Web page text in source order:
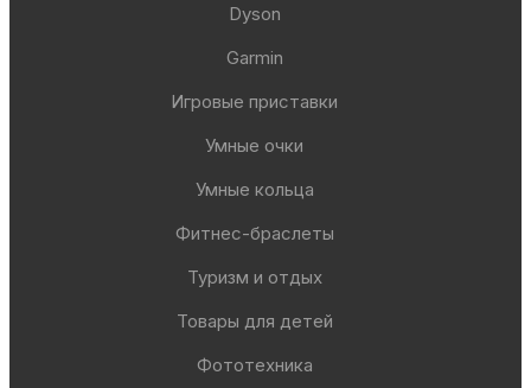
Dyson
Garmin
Игровые приставки
Умные очки
Умные кольца
Фитнес-браслеты
Туризм и отдых
Товары для детей
Фототехника